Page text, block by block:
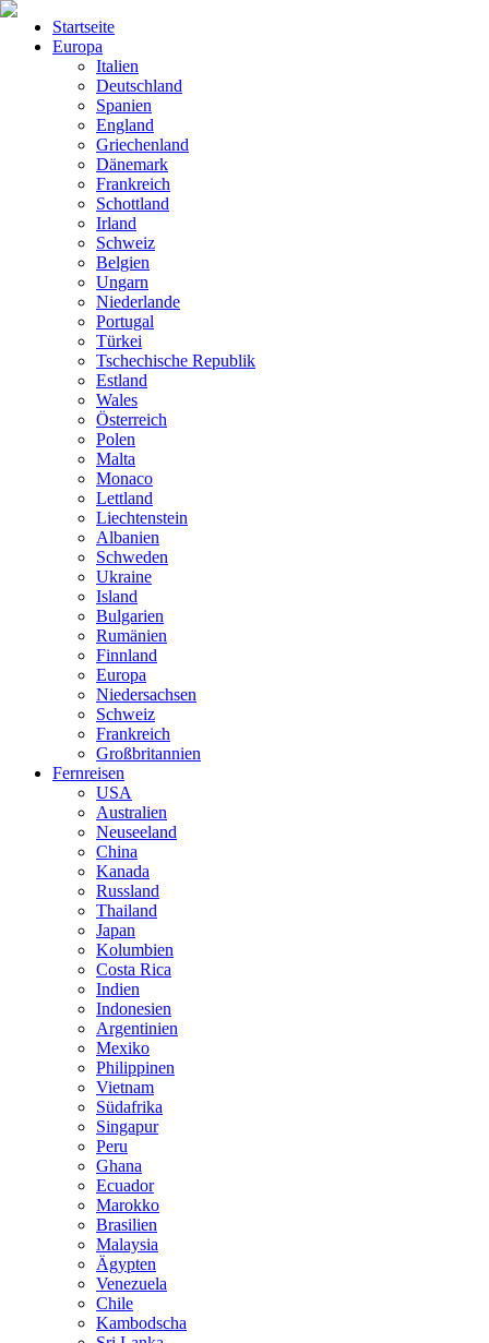
Startseite
Europa
Italien
Deutschland
Spanien
England
Griechenland
Dänemark
Frankreich
Schottland
Irland
Schweiz
Belgien
Ungarn
Niederlande
Portugal
Türkei
Tschechische Republik
Estland
Wales
Österreich
Polen
Malta
Monaco
Lettland
Liechtenstein
Albanien
Schweden
Ukraine
Island
Bulgarien
Rumänien
Finnland
Europa
Niedersachsen
Schweiz
Frankreich
Großbritannien
Fernreisen
USA
Australien
Neuseeland
China
Kanada
Russland
Thailand
Japan
Kolumbien
Costa Rica
Indien
Indonesien
Argentinien
Mexiko
Philippinen
Vietnam
Südafrika
Singapur
Peru
Ghana
Ecuador
Marokko
Brasilien
Malaysia
Ägypten
Venezuela
Chile
Kambodscha